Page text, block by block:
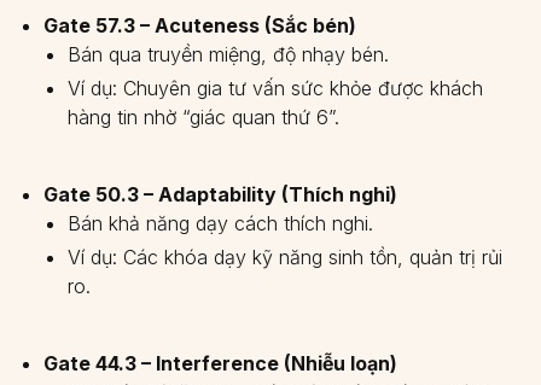
Gate 57.3 – Acuteness (Sắc bén)
Bán qua truyền miệng, độ nhạy bén.
Ví dụ: Chuyên gia tư vấn sức khỏe được khách
hàng tin nhờ “giác quan thứ 6”.
Gate 50.3 – Adaptability (Thích nghi)
Bán khả năng dạy cách thích nghi.
Ví dụ: Các khóa dạy kỹ năng sinh tồn, quản trị rủi
ro.
Gate 44.3 – Interference (Nhiễu loạn)